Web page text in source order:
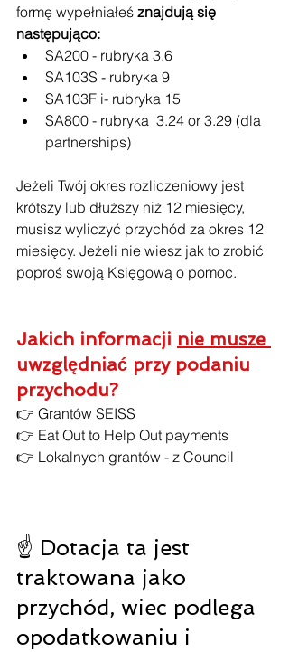
formę wypełniałeś znajdują się
następująco:
SA200 - rubryka 3.6
SA103S - rubryka 9
SA103F i- rubryka 15
SA800 - rubryka  3.24 or 3.29 (dla
partnerships)
Jeżeli Twój okres rozliczeniowy jest
krótszy lub dłuższy niż 12 miesięcy,
musisz wyliczyć przychód za okres 12
miesięcy. Jeżeli nie wiesz jak to zrobić
poproś swoją Księgową o pomoc.
Jakich informacji nie musze
uwzględniać przy podaniu
przychodu?
👉 Grantów SEISS
👉 Eat Out to Help Out payments
👉 Lokalnych grantów - z Council
☝ Dotacja ta jest
traktowana jako
przychód, wiec podlega
opodatkowaniu i